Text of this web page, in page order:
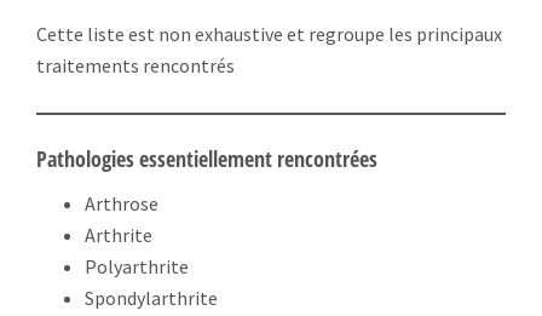
Cette liste est non exhaustive et regroupe les principaux
traitements rencontrés
Pathologies essentiellement rencontrées
Arthrose
Arthrite
Polyarthrite
Spondylarthrite